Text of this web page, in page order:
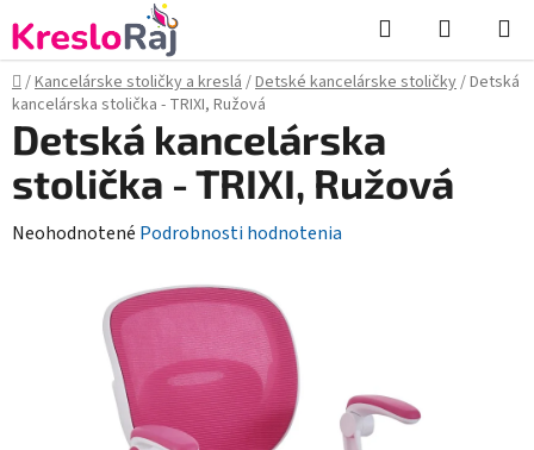
na
obsah
Hľadať
KOŠÍK
Domov
/Kancelárske stoličky a kreslá/Detské kancelárske stoličky/Detská
kancelárska stolička - TRIXI, Ružová
Detská kancelárska
stolička - TRIXI, Ružová
Priemerné
Neohodnotené Podrobnosti hodnotenia